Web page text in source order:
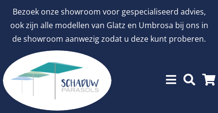
Bezoek onze showroom voor gespecialiseerd advies,
ook zijn alle modellen van Glatz en Umbrosa bij ons in
de showroom aanwezig zodat u deze kunt proberen.
inhoud
Menu